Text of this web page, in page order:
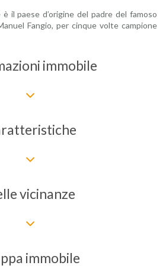
il paese d’origine del padre del famoso
Fangio, per cinque volte campione
immobile
vicinanze
immobile